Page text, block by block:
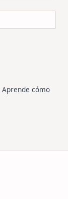
Aprende cómo